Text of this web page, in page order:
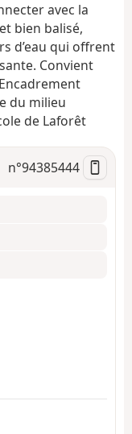
g
avec la
bien balisé,
d’eau qui offrent
Convient
du milieu
de Laforêt
n°94385444